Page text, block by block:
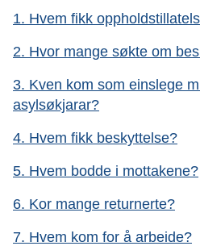
1. Hvem fikk
2. Hvor mange søkte om
3. Kven kom som einslege
asylsøkjarar?
4. Hvem fikk beskyttelse?
5. Hvem bodde i mottakene?
6. Kor mange returnerte?
7. Hvem kom for å arbeide?